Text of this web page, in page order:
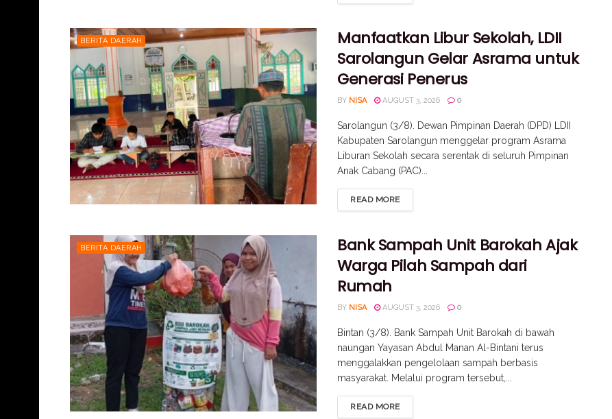
BERITA DAERAH
Manfaatkan Libur Sekolah, LDII
Sarolangun Gelar Asrama untuk
Generasi Penerus
BY NISA AUGUST 3, 2026 0
Sarolangun (3/8). Dewan Pimpinan Daerah (DPD) LDII
Kabupaten Sarolangun menggelar program Asrama
Liburan Sekolah secara serentak di seluruh Pimpinan
Anak Cabang (PAC)...
READ MORE
BERITA DAERAH
Bank Sampah Unit Barokah Ajak
Warga Pilah Sampah dari
Rumah
BY NISA AUGUST 3, 2026 0
Bintan (3/8). Bank Sampah Unit Barokah di bawah
naungan Yayasan Abdul Manan Al-Bintani terus
menggalakkan pengelolaan sampah berbasis
masyarakat. Melalui program tersebut,...
READ MORE